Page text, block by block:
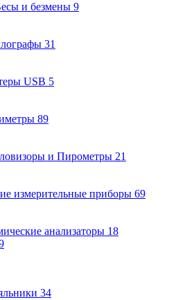
и безмены 9
31
USB 5
89
и Пирометры 21
измерительные приборы 69
анализаторы 18
34